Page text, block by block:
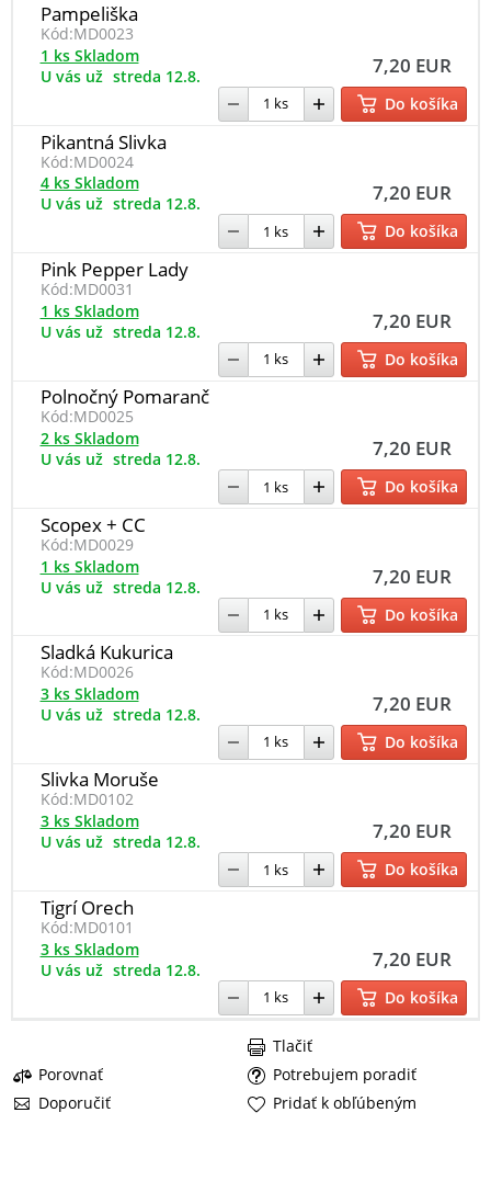
Pampeliška
Kód:MD0023
7,20 EUR
1 ks Skladom
U vás už streda 12.8.
Do košíka
Pikantná Slivka
Kód:MD0024
7,20 EUR
4 ks Skladom
U vás už streda 12.8.
Do košíka
Pink Pepper Lady
Kód:MD0031
7,20 EUR
1 ks Skladom
U vás už streda 12.8.
Do košíka
Polnočný Pomaranč
Kód:MD0025
7,20 EUR
2 ks Skladom
U vás už streda 12.8.
Do košíka
Scopex + CC
Kód:MD0029
7,20 EUR
1 ks Skladom
U vás už streda 12.8.
Do košíka
Sladká Kukurica
Kód:MD0026
7,20 EUR
3 ks Skladom
U vás už streda 12.8.
Do košíka
Slivka Moruše
Kód:MD0102
7,20 EUR
3 ks Skladom
U vás už streda 12.8.
Do košíka
Tigrí Orech
Kód:MD0101
7,20 EUR
3 ks Skladom
U vás už streda 12.8.
Do košíka
Porovnať
Potrebujem poradiť
Doporučiť
Tlačiť
Pridať k obľúbeným